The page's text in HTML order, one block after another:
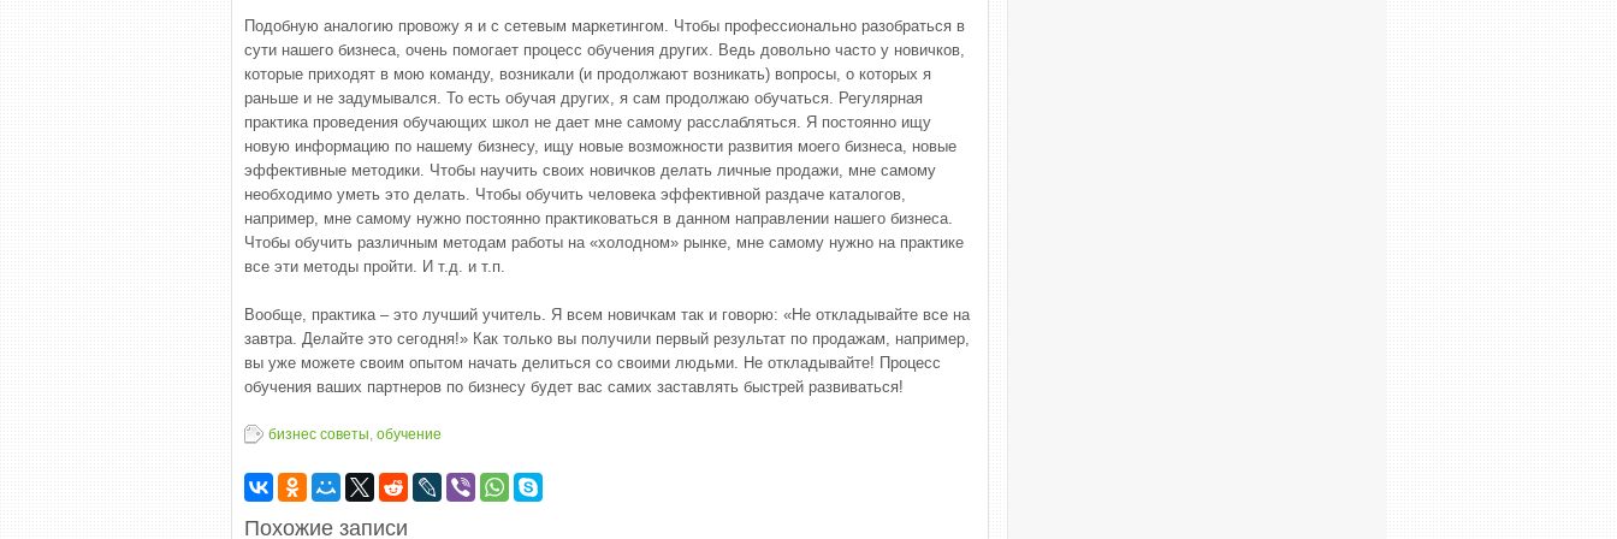
Подобную аналогию провожу я и с сетевым маркетингом. Чтобы профессионально разобраться в
сути нашего бизнеса, очень помогает процесс обучения других. Ведь довольно часто у новичков,
которые приходят в мою команду, возникали (и продолжают возникать) вопросы, о которых я
раньше и не задумывался. То есть обучая других, я сам продолжаю обучаться. Регулярная
практика проведения обучающих школ не дает мне самому расслабляться. Я постоянно ищу
новую информацию по нашему бизнесу, ищу новые возможности развития моего бизнеса, новые
эффективные методики. Чтобы научить своих новичков делать личные продажи, мне самому
необходимо уметь это делать. Чтобы обучить человека эффективной раздаче каталогов,
например, мне самому нужно постоянно практиковаться в данном направлении нашего бизнеса.
Чтобы обучить различным методам работы на «холодном» рынке, мне самому нужно на практике
все эти методы пройти. И т.д. и т.п.
Вообще, практика – это лучший учитель. Я всем новичкам так и говорю: «Не откладывайте все на
завтра. Делайте это сегодня!» Как только вы получили первый результат по продажам, например,
вы уже можете своим опытом начать делиться со своими людьми. Не откладывайте! Процесс
обучения ваших партнеров по бизнесу будет вас самих заставлять быстрей развиваться!
бизнес советы, обучение
Похожие записи